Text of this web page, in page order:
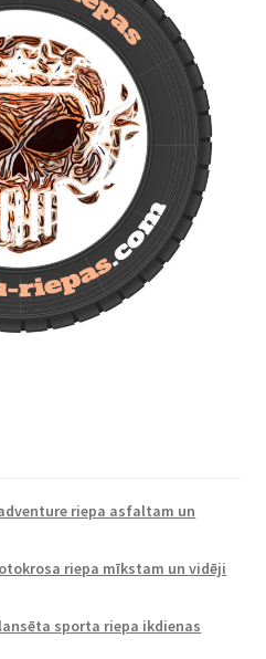
riepa asfaltam un
riepa mīkstam un vidēji
sporta riepa ikdienas